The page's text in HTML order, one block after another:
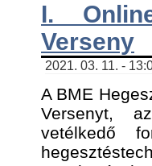
I.
Verseny
2021. 03. 11. -
A BME
Versenyt,
vetélkedő